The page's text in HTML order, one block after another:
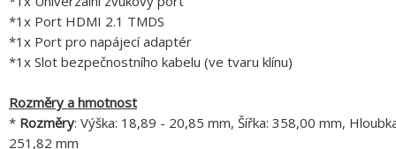
*1x Port HDMI 2.1 TMDS
*1x Port pro napájecí adaptér
*1x Slot bezpečnostního kabelu (ve tvaru klínu)
Rozměry a hmotnost
* Rozměry: Výška: 18,89 - 20,85 mm, Šířka: 358,00 mm,
251,82 mm